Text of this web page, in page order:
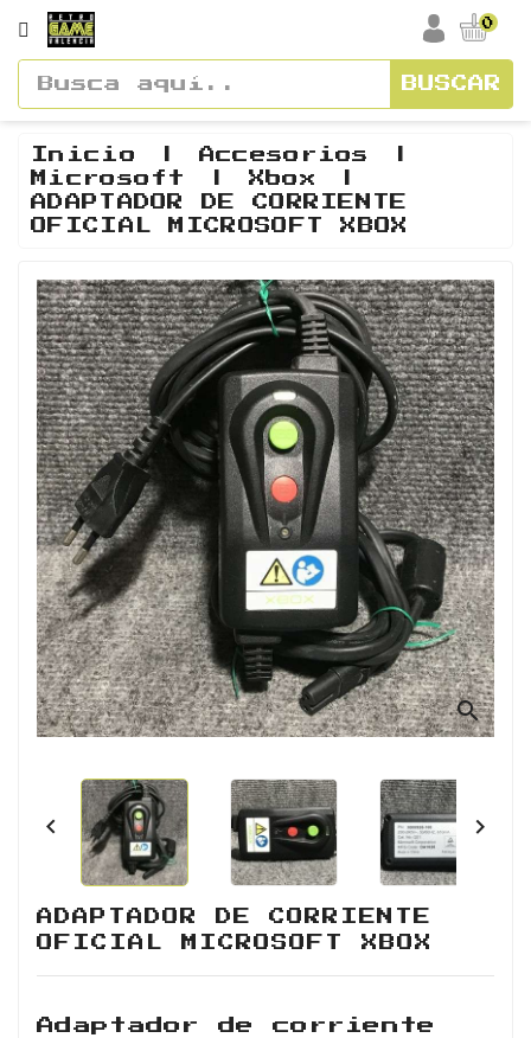
CATEGORÍA
Cajas
Y
Manuales
Vídeos
Soundtracks
Figuras
Guías
Retro
Informática
Videojuegos
0
BUSCAR
Inicio
Accesorios
Microsoft
Xbox
ADAPTADOR DE CORRIENTE
OFICIAL MICROSOFT XBOX
search
 
ADAPTADOR DE CORRIENTE
OFICIAL MICROSOFT XBOX
Adaptador de corriente